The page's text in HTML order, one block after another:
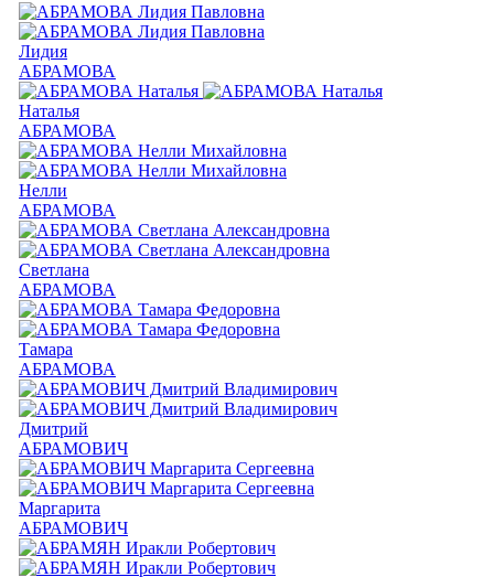
Лидия
АБРАМОВА
Наталья
АБРАМОВА
Нелли
АБРАМОВА
Светлана
АБРАМОВА
Тамара
АБРАМОВА
Дмитрий
АБРАМОВИЧ
Маргарита
АБРАМОВИЧ